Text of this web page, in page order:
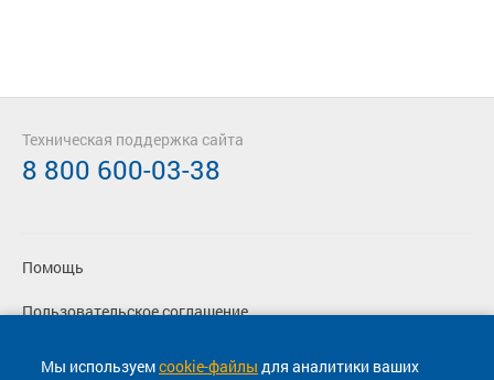
Мы используемcookie-файлы для аналитики ваших
Помощь
Пользовательское соглашение
Политика конфиденциальности
Техническая поддержка сайта
8 800 600-03-38